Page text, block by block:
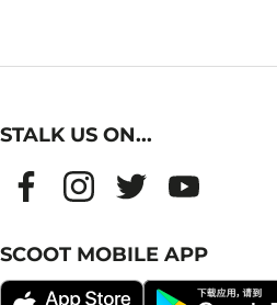
STALK US ON...
SCOOT MOBILE APP